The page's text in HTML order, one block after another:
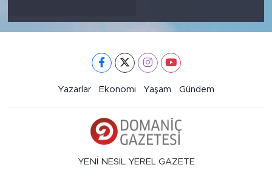
Yazarlar Ekonomi Yaşam Gündem
YENİ NESİL YEREL GAZETE